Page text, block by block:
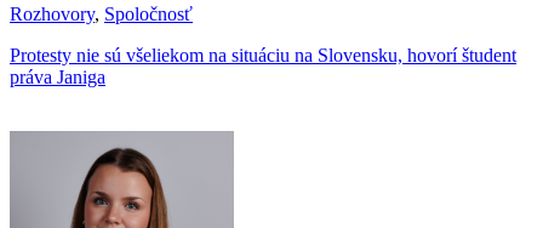
Rozhovory, Spoločnosť
Protesty nie sú všeliekom na situáciu na Slovensku, hovorí študent
práva Janiga